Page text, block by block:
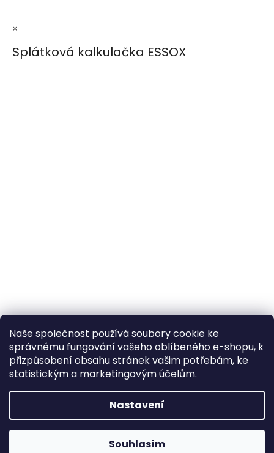
Naše společnost používá soubory cookie ke
správnému fungování vašeho oblíbeného e-shopu, k
přizpůsobení obsahu stránek vašim potřebám, ke
statistickým a marketingovým účelům.
Nastavení
Souhlasím
×
Splátková kalkulačka ESSOX